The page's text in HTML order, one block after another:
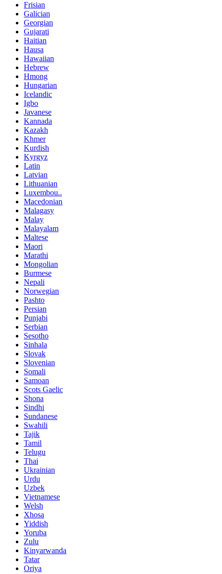
Frisian
Galician
Georgian
Gujarati
Haitian
Hausa
Hawaiian
Hebrew
Hmong
Hungarian
Icelandic
Igbo
Javanese
Kannada
Kazakh
Khmer
Kurdish
Kyrgyz
Latin
Latvian
Lithuanian
Luxembou..
Macedonian
Malagasy
Malay
Malayalam
Maltese
Maori
Marathi
Mongolian
Burmese
Nepali
Norwegian
Pashto
Persian
Punjabi
Serbian
Sesotho
Sinhala
Slovak
Slovenian
Somali
Samoan
Scots Gaelic
Shona
Sindhi
Sundanese
Swahili
Tajik
Tamil
Telugu
Thai
Ukrainian
Urdu
Uzbek
Vietnamese
Welsh
Xhosa
Yiddish
Yoruba
Zulu
Kinyarwanda
Tatar
Oriya